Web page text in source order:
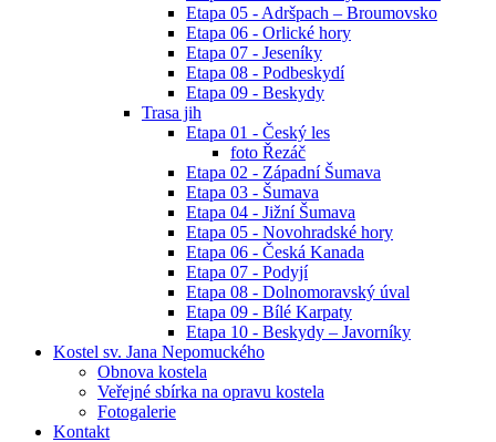
Etapa 05 - Adršpach – Broumovsko
Etapa 06 - Orlické hory
Etapa 07 - Jeseníky
Etapa 08 - Podbeskydí
Etapa 09 - Beskydy
Trasa jih
Etapa 01 - Český les
foto Řezáč
Etapa 02 - Západní Šumava
Etapa 03 - Šumava
Etapa 04 - Jižní Šumava
Etapa 05 - Novohradské hory
Etapa 06 - Česká Kanada
Etapa 07 - Podyjí
Etapa 08 - Dolnomoravský úval
Etapa 09 - Bílé Karpaty
Etapa 10 - Beskydy – Javorníky
Kostel sv. Jana Nepomuckého
Obnova kostela
Veřejné sbírka na opravu kostela
Fotogalerie
Kontakt